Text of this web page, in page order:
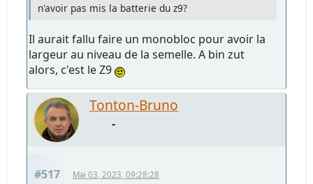
n'avoir pas mis la batterie du z9?
Il aurait fallu faire un monobloc pour avoir la
largeur au niveau de la semelle. A bin zut
alors, c'est le Z9
Tonton-Bruno
-
#517 Mai 03, 2023, 09:28:28